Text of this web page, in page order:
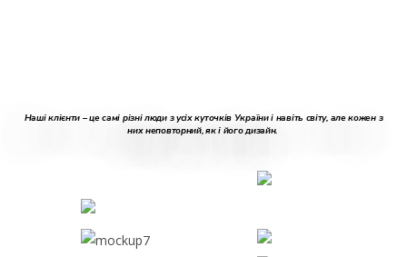
Наші клієнти – це самі різні люди з усіх куточків України і навіть світу, але кожен з
них неповторний, як і його дизайн.